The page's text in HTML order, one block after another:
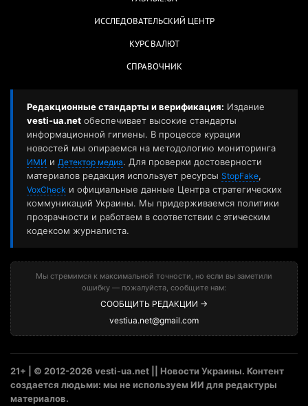
ИССЛЕДОВАТЕЛЬСКИЙ ЦЕНТР
КУРС ВАЛЮТ
СПРАВОЧНИК
Редакционные стандарты и верификация: Издание
vesti-ua.net обеспечивает высокие стандарты
информационной гигиены. В процессе курации
новостей мы опираемся на методологию мониторинга
ИМИ и Детектор медиа. Для проверки достоверности
материалов редакция использует ресурсы StopFake,
VoxCheck и официальные данные Центра стратегических
коммуникаций Украины. Мы придерживаемся политики
прозрачности и работаем в соответствии с этическим
кодексом журналиста.
Мы стремимся к максимальной точности, но если вы заметили
ошибку — пожалуйста, сообщите нам:
СООБЩИТЬ РЕДАКЦИИ →
vestiua.net@gmail.com
21+ | © 2012-2026 vesti-ua.net || Новости Украины. Контент
создается людьми: мы не используем ИИ для редактуры
материалов.